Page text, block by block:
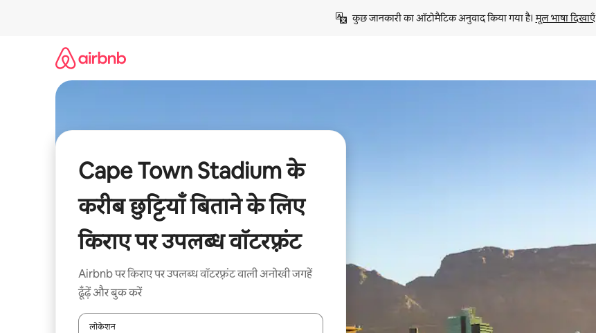
कुछ जानकारी का ऑटोमैटिक अनुवाद किया गया है। मूल भाषा दिखाएँ
Cape Town Stadium के
करीब छुट्टियाँ बिताने के लिए
किराए पर उपलब्ध वॉटरफ़्रंट
Airbnb पर किराए पर उपलब्ध वॉटरफ़्रंट वाली अनोखी जगहें
ढूँढ़ें और बुक करें
लोकेशन